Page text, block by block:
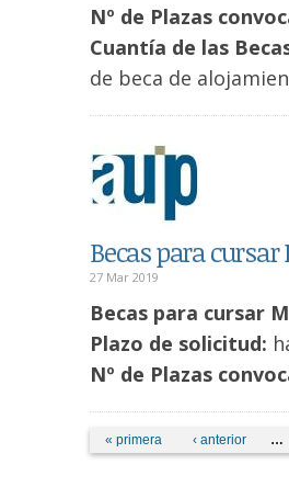
Nº de Plazas
Cuantía de las
de beca de
Becas para
27 Mar 2019
Becas para cursar
Plazo de solicitud:
Nº de Plazas
Páginas
« primera ‹ anterior …